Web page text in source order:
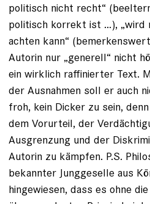
politisch nicht recht“
politisch korrekt ist …), „wird
achten kann“
Autorin nur „generell“ nicht
ein wirklich raffinierter Text.
der Ausnahmen soll er auch
froh, kein Dicker zu sein,
dem Vorurteil, der
Ausgrenzung und der
Autorin zu kämpfen. P.S.
bekannter Junggeselle aus
hingewiesen, dass es ohne